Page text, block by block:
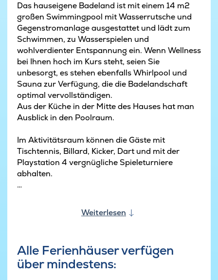
Das hauseigene Badeland ist mit einem 14 m2
großen Swimmingpool mit Wasserrutsche und
Gegenstromanlage ausgestattet und lädt zum
Schwimmen, zu Wasserspielen und
wohlverdienter Entspannung ein. Wenn Wellness
bei Ihnen hoch im Kurs steht, seien Sie
unbesorgt, es stehen ebenfalls Whirlpool und
Sauna zur Verfügung, die die Badelandschaft
optimal vervollständigen.
Aus der Küche in der Mitte des Hauses hat man
Ausblick in den Poolraum.
Im Aktivitätsraum können die Gäste mit
Tischtennis, Billard, Kicker, Dart und mit der
Playstation 4 vergnügliche Spieleturniere
abhalten.
einer gemütlichen Sitzecke mit Kamin lädt zu
zahlreichen behaglichen Stunden mit Freunden
wahren Vergnügen. Der gesamte Bereich
besticht mit einem offenen, aber gleichzeitig
Weiterlesen
Alle Ferienhäuser verfügen
über mindestens: